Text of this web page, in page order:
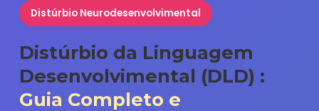
Distúrbio Neurodesenvolvimental
Distúrbio da Linguagem
Desenvolvimental (DLD) :
Guia Completo e